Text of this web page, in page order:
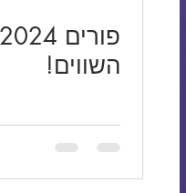
השווים!